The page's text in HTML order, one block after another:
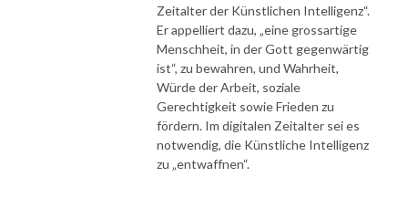
Zeitalter der Künstlichen Intelligenz“.
Er appelliert dazu, „eine grossartige
Menschheit, in der Gott gegenwärtig
ist“, zu bewahren, und Wahrheit,
Würde der Arbeit, soziale
Gerechtigkeit sowie Frieden zu
fördern. Im digitalen Zeitalter sei es
notwendig, die Künstliche Intelligenz
zu „entwaffnen“.